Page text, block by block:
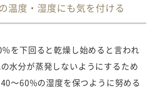
度・湿度にも気を付ける
を下回ると乾燥し始めると言われ
水分が蒸発しないようにするため
〜60%の湿度を保つように努める